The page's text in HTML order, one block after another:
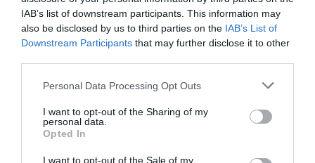
IAB’s list of downstream participants. This information may
also be disclosed by us to third parties on the IAB’s List of
Downstream Participants that may further disclose it to other
Personal Data Processing Opt Outs
I want to opt-out of the Sharing of my
personal data.
Opted In
I want to opt-out of the Sale of my
Ακολουθήστε το Culturenow.gr
Σχετικά Άρθρα